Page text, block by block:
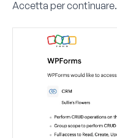
Accetta per continuare.